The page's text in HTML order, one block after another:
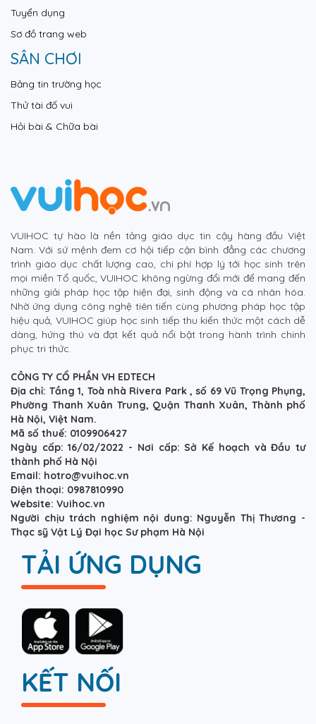
Tuyển dụng
Sơ đồ trang web
SÂN CHƠI
Bảng tin trường học
Thử tài đố vui
Hỏi bài & Chữa bài
VUIHOC tự hào là nền tảng giáo dục tin cậy hàng đầu Việt
Nam. Với sứ mệnh đem cơ hội tiếp cận bình đẳng các chương
trình giáo dục chất lượng cao, chi phí hợp lý tới học sinh trên
mọi miền Tổ quốc, VUIHOC không ngừng đổi mới để mang đến
những giải pháp học tập hiện đại, sinh động và cá nhân hóa.
Nhờ ứng dụng công nghệ tiên tiến cùng phương pháp học tập
hiệu quả, VUIHOC giúp học sinh tiếp thu kiến thức một cách dễ
dàng, hứng thú và đạt kết quả nổi bật trong hành trình chinh
phục tri thức.
CÔNG TY CỔ PHẦN VH EDTECH
Địa chỉ: Tầng 1, Toà nhà Rivera Park , số 69 Vũ Trọng Phụng,
Phường Thanh Xuân Trung, Quận Thanh Xuân, Thành phố
Hà Nội, Việt Nam.
Mã số thuế: 0109906427
Ngày cấp: 16/02/2022 - Nơi cấp: Sở Kế hoạch và Đầu tư
thành phố Hà Nội
Email: hotro@vuihoc.vn
Điện thoại: 0987810990
Website: Vuihoc.vn
Người chịu trách nghiệm nội dung: Nguyễn Thị Thương -
Thạc sỹ Vật Lý Đại học Sư phạm Hà Nội
TẢI ỨNG DỤNG
KẾT NỐI